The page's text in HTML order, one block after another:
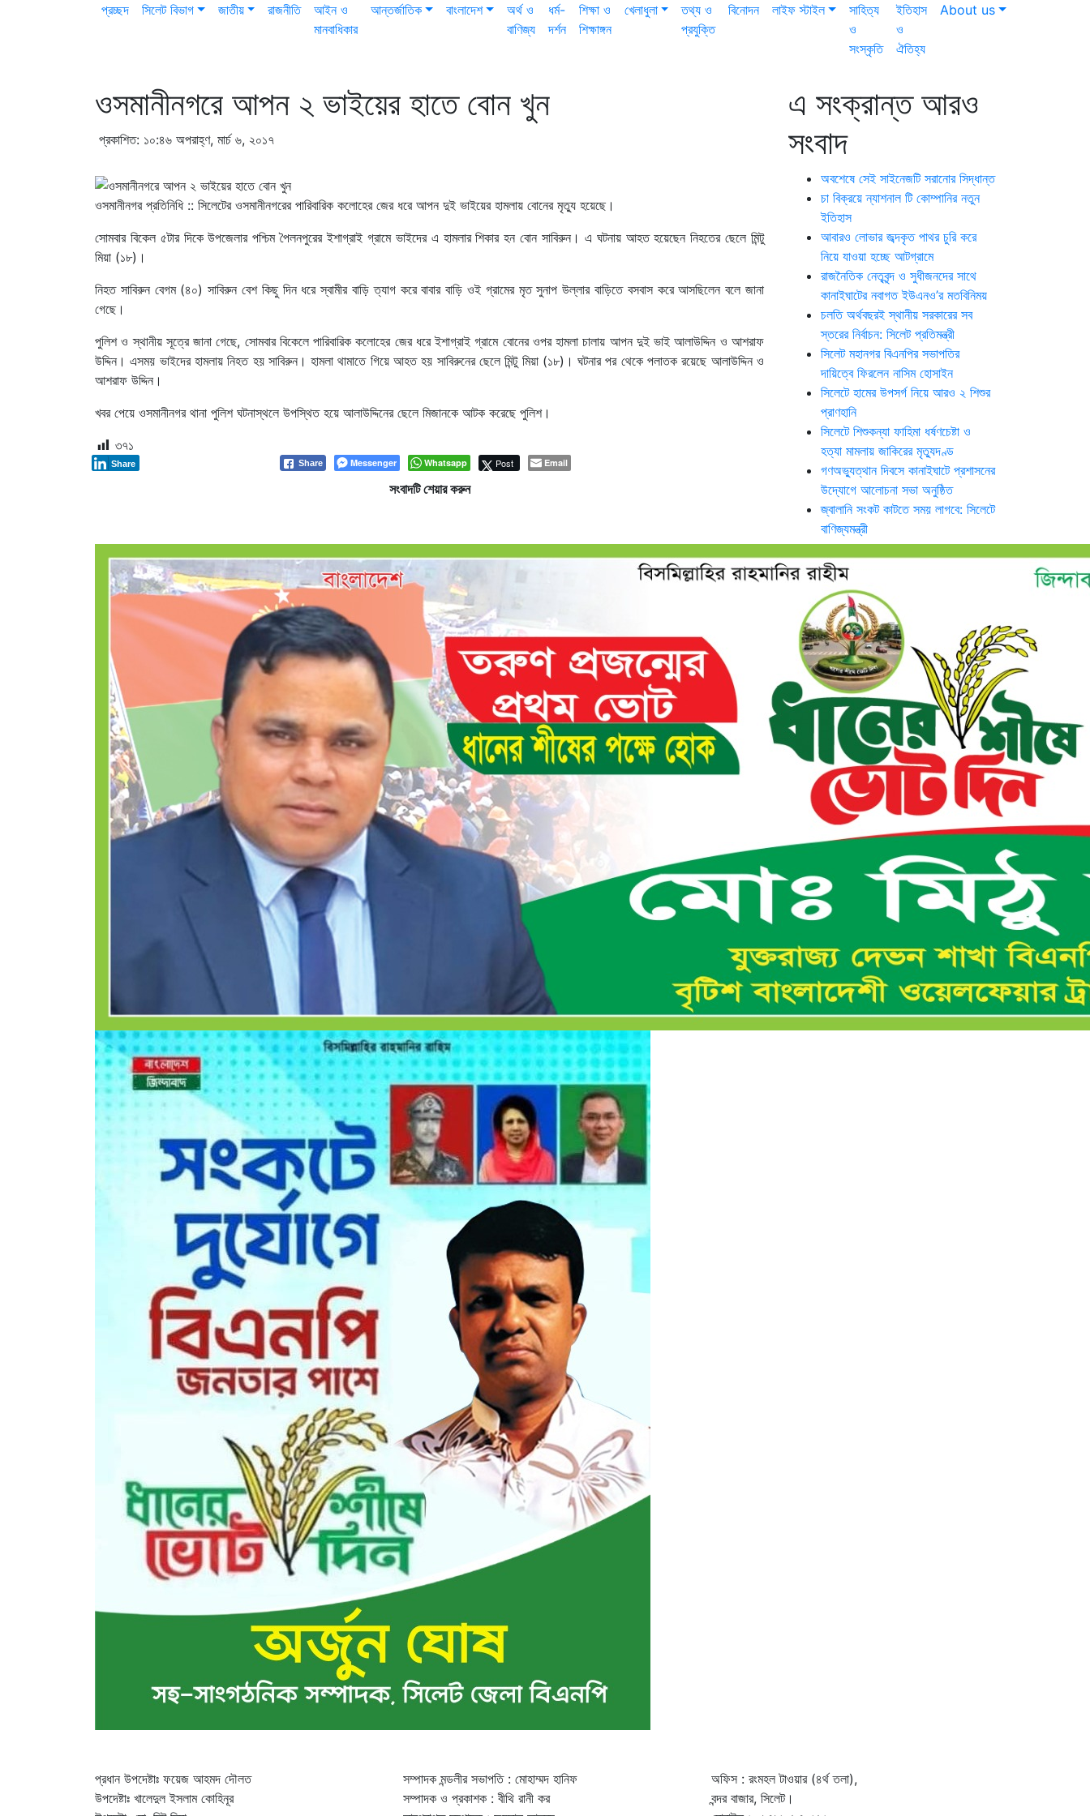
প্রচ্ছদ সিলেট বিভাগ জাতীয় রাজনীতি
আইন ও
মানবাধিকার
আন্তর্জাতিক বাংলাদেশ
অর্থ ও
বাণিজ্য
ধর্ম-
দর্শন
শিক্ষা ও
শিক্ষাঙ্গন
খেলাধুলা
তথ্য ও
প্রযুক্তি
বিনোদন লাইফ স্টাইল
সাহিত্য
ও
সংস্কৃতি
ইতিহাস
ও
ঐতিহ্য
About us
ওসমানীনগরে আপন ২ ভাইয়ের হাতে বোন খুন
প্রকাশিত: ১০:৪৬ অপরাহ্ণ, মার্চ ৬, ২০১৭
ওসমানীনগর প্রতিনিধি :: সিলেটের ওসমানীনগরের পারিবারিক কলোহের জের ধরে আপন দুই ভাইয়ের হামলায় বোনের মৃত্যু হয়েছে।
সোমবার বিকেল ৫টার দিকে উপজেলার পশ্চিম পৈলনপুরের ইশাগ্রাই গ্রামে ভাইদের এ হামলার শিকার হন বোন সাবিরুন। এ ঘটনায় আহত হয়েছেন নিহতের ছেলে মিন্টু
মিয়া (১৮)।
নিহত সাবিরুন বেগম (৪০) সাবিরুন বেশ কিছু দিন ধরে স্বামীর বাড়ি ত্যাগ করে বাবার বাড়ি ওই গ্রামের মৃত সুনাপ উল্লার বাড়িতে বসবাস করে আসছিলেন বলে জানা
গেছে।
পুলিশ ও স্থানীয় সূত্রে জানা গেছে, সোমবার বিকেলে পারিবারিক কলোহের জের ধরে ইশাগ্রাই গ্রামে বোনের ওপর হামলা চালায় আপন দুই ভাই আলাউদ্দিন ও আশরাফ
উদ্দিন। এসময় ভাইদের হামলায় নিহত হয় সাবিরুন। হামলা থামাতে গিয়ে আহত হয় সাবিরুনের ছেলে মিন্টু মিয়া (১৮)। ঘটনার পর থেকে পলাতক রয়েছে আলাউদ্দিন ও
আশরাফ উদ্দিন।
খবর পেয়ে ওসমানীনগর থানা পুলিশ ঘটনাস্থলে উপস্থিত হয়ে আলাউদ্দিনের ছেলে মিজানকে আটক করেছে পুলিশ।
৩৭১
Share Messenger Whatsapp Post
Share Email
সংবাদটি শেয়ার করুন
এ সংক্রান্ত আরও
সংবাদ
অবশেষে সেই সাইনেজটি সরানোর সিদ্ধান্ত
চা বিক্রয়ে ন্যাশনাল টি কোম্পানির নতুন
ইতিহাস
আবারও লোভার জব্দকৃত পাথর চুরি করে
নিয়ে যাওয়া হচ্ছে আটগ্রামে
রাজনৈতিক নেতৃবৃন্দ ও সুধীজনদের সাথে
কানাইঘাটের নবাগত ইউএনও’র মতবিনিময়
চলতি অর্থবছরই স্থানীয় সরকারের সব
স্তরের নির্বাচন: সিলেট প্রতিমন্ত্রী
সিলেট মহানগর বিএনপির সভাপতির
দায়িত্বে ফিরলেন নাসিম হোসাইন
সিলেটে হামের উপসর্গ নিয়ে আরও ২ শিশুর
প্রাণহানি
সিলেটে শিশুকন্যা ফাহিমা ধর্ষণচেষ্টা ও
হত্যা মামলায় জাকিরের মৃত্যুদণ্ড
গণঅভ্যুত্থান দিবসে কানাইঘাটে প্রশাসনের
উদ্যোগে আলোচনা সভা অনুষ্ঠিত
জ্বালানি সংকট কাটতে সময় লাগবে: সিলেটে
বাণিজ্যমন্ত্রী
প্রধান উপদেষ্টাঃ ফয়েজ আহমদ দৌলত
উপদেষ্টাঃ খালেদুল ইসলাম কোহিনূর
সম্পাদক মন্ডলীর সভাপতি : মোহাম্মদ হানিফ
সম্পাদক ও প্রকাশক : বীথি রানী কর
অফিস : রংমহল টাওয়ার (৪র্থ তলা),
বন্দর বাজার, সিলেট।